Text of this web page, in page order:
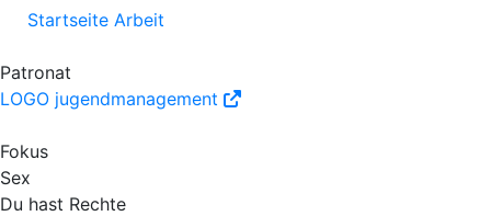
Startseite Arbeit
Patronat
LOGO jugendmanagement
Fokus
Sex
Du hast Rechte